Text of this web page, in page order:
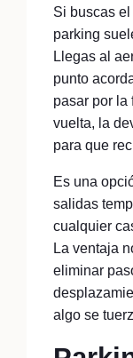
Si buscas
parking
Llegas al
punto
pasar por la
vuelta, la
para que
Es una
salidas
cualquier
La ventaja
eliminar
algo se